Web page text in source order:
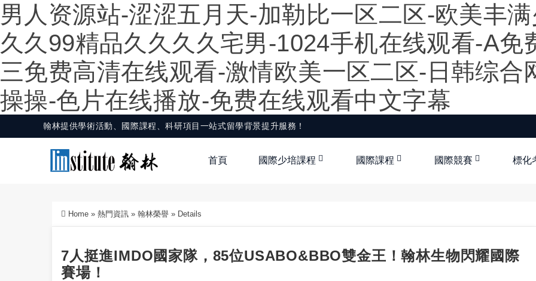
男人资源站-涩涩五月天-加勒比一区二区-欧美丰
久久99精品久久久久宅男-1024手机在线观看-A免
三免费高清在线观看-激情欧美一区二区-日韩综
操操-色片在线播放-免费在线观看中文字幕
翰林提供學術活動、國際課程、科研項目一站式留學背景提升服務！
首頁 國際少培課程 國際課程 國際競賽 標化
Home » 熱門資訊 » 翰林榮譽 » Details
7人挺進IMDO國家隊，85位USABO&BBO雙金王！翰林生物閃耀國際
賽場！